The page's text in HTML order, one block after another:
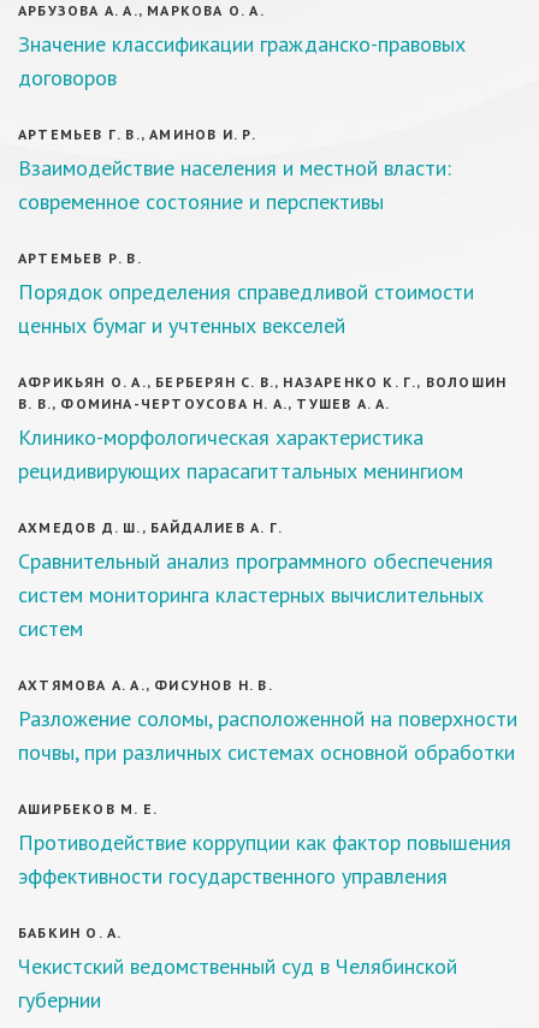
АРБУЗОВА А. А., МАРКОВА О. А.
Значение классификации гражданско-правовых
договоров
АРТЕМЬЕВ Г. В., АМИНОВ И. Р.
Взаимодействие населения и местной власти:
современное состояние и перспективы
АРТЕМЬЕВ Р. В.
Порядок определения справедливой стоимости
ценных бумаг и учтенных векселей
АФРИКЬЯН О. А., БЕРБЕРЯН С. В., НАЗАРЕНКО К. Г., ВОЛОШИН
В. В., ФОМИНА-ЧЕРТОУСОВА Н. А., ТУШЕВ А. А.
Клинико-морфологическая характеристика
рецидивирующих парасагиттальных менингиом
АХМЕДОВ Д. Ш., БАЙДАЛИЕВ А. Г.
Сравнительный анализ программного обеспечения
систем мониторинга кластерных вычислительных
систем
АХТЯМОВА А. А., ФИСУНОВ Н. В.
Разложение соломы, расположенной на поверхности
почвы, при различных системах основной обработки
АШИРБЕКОВ М. Е.
Противодействие коррупции как фактор повышения
эффективности государственного управления
БАБКИН О. А.
Чекистский ведомственный суд в Челябинской
губернии